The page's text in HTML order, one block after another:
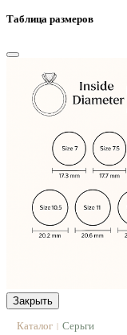
Таблица размеров
Закрыть
Каталог | Серьги